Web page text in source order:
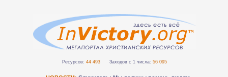
Ресурсов: 44 493 Заходов с 1 числа: 56 095